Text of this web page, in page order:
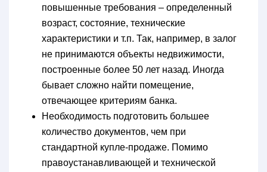
повышенные требования – определенный
возраст, состояние, технические
характеристики и т.п. Так, например, в залог
не принимаются объекты недвижимости,
построенные более 50 лет назад. Иногда
бывает сложно найти помещение,
отвечающее критериям банка.
Необходимость подготовить большее
количество документов, чем при
стандартной купле-продаже. Помимо
правоустанавливающей и технической